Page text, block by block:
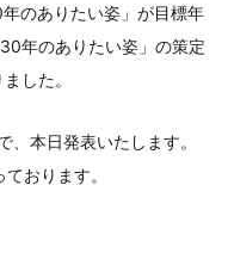
のありたい姿」が目標年
年のありたい姿」の策定
した。
、本日発表いたします。
おります。